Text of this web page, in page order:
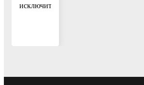
исключить.